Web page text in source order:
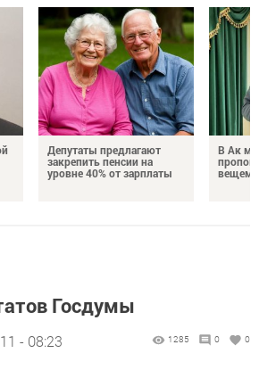
Депутаты предлагают
закрепить пенсии на
уровне 40% от зарплаты
В Ак
вещем
Госдумы
- 08:23 1285 0 0